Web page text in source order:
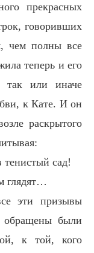
прекрасных
говоривших
чем полны все
теперь и его
или иначе
к Кате. И он
раскрытого
сад!
глядят…
эти призывы
были
к той, кого